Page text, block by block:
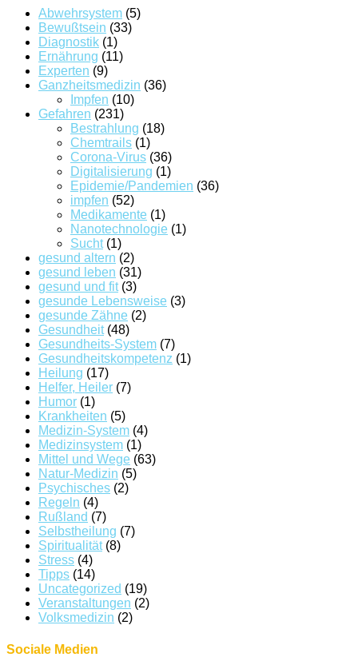
Abwehrsystem (5)
Bewußtsein (33)
Diagnostik (1)
Ernährung (11)
Experten (9)
Ganzheitsmedizin (36)
Impfen (10)
Gefahren (231)
Bestrahlung (18)
Chemtrails (1)
Corona-Virus (36)
Digitalisierung (1)
Epidemie/Pandemien (36)
impfen (52)
Medikamente (1)
Nanotechnologie (1)
Sucht(1)
gesund altern (2)
gesund leben (31)
gesund und fit(3)
gesunde Lebensweise (3)
gesunde Zähne (2)
Gesundheit(48)
Gesundheits-System (7)
Gesundheitskompetenz (1)
Heilung (17)
Helfer, Heiler (7)
Humor (1)
Krankheiten (5)
Medizin-System (4)
Medizinsystem (1)
Mittel und Wege (63)
Natur-Medizin (5)
Psychisches (2)
Regeln (4)
Rußland (7)
Selbstheilung (7)
Spiritualität(8)
Stress (4)
Tipps (14)
Uncategorized (19)
Veranstaltungen (2)
Volksmedizin (2)
Sociale Medien